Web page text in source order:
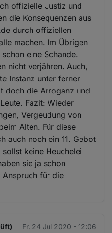
offizielle Justiz und
die Konsequenzen aus
durch offiziellen
machen. Im Übrigen
eine Schande.
nicht verjähren. Auch,
Instanz unter ferner
doch die Arroganz und
Fazit: Wieder
Vergeudung von
Alten. Für diese
auch noch ein 11. Gebot
keine Heuchelei
sie ja schon
Anspruch für die
Fr. 24 Jul 2020 - 12:06